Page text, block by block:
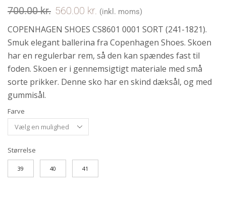
700.00kr. 560.00 kr. (inkl. moms)
COPENHAGEN SHOES CS8601 0001 SORT (241-1821).
Smuk elegant ballerina fra Copenhagen Shoes. Skoen
har en regulerbar rem, så den kan spændes fast til
foden. Skoen er i gennemsigtigt materiale med små
sorte prikker. Denne sko har en skind dæksål, og med
gummisål.
Farve
Størrelse
39 40 41